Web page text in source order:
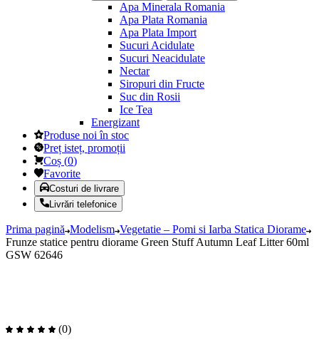
Apa Minerala Romania
Apa Plata Romania
Apa Plata Import
Sucuri Acidulate
Sucuri Neacidulate
Nectar
Siropuri din Fructe
Suc din Rosii
Ice Tea
Energizant
Produse noi în stoc
Preț isteț, promoții
Coș (0)
Favorite
Costuri de livrare
Livrări telefonice
Prima pagină Modelism Vegetatie – Pomi si Iarba Statica Diorame
Frunze statice pentru diorame Green Stuff Autumn Leaf Litter 60ml
GSW 62646
(0)